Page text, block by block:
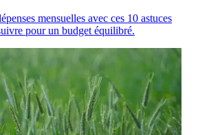
mensuelles avec ces 10 astuces
pour un budget équilibré.